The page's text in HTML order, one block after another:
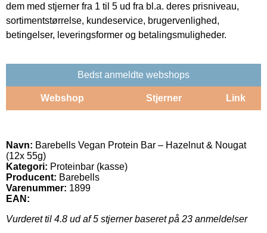
dem med stjerner fra 1 til 5 ud fra bl.a. deres prisniveau,
sortimentstørrelse, kundeservice, brugervenlighed,
betingelser, leveringsformer og betalingsmuligheder.
Bedst anmeldte webshops
Webshop Stjerner Link
Navn: Barebells Vegan Protein Bar – Hazelnut & Nougat
(12x 55g)
Kategori: Proteinbar (kasse)
Producent: Barebells
Varenummer: 1899
EAN:
Vurderet til 4.8 ud af 5 stjerner baseret på 23 anmeldelser